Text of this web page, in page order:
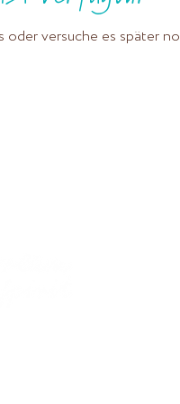
versuche es später